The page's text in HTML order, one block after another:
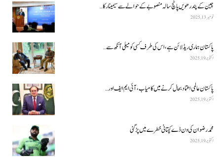
چین کے پندرھویں پانچ سالہ منصوبے کے حوالے سے سیمینار کا…
نومبر 13, 2025
پاکستان ہماری ریڈ لائن ہے، اس کی طرف کسی کو میلی آنکھ سے…
اکتوبر 19, 2025
پاکستان عالمی اعتماد بحال کرنے میں کامیاب، آئی ایم ایف اور…
اکتوبر 19, 2025
محمد رضوان کی ون ڈے کپتانی خطرے میں پڑ گئی
اکتوبر 19, 2025